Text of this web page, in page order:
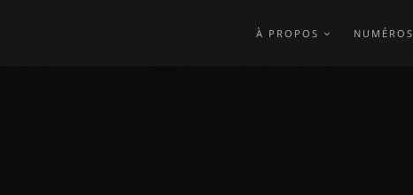
À PROPOS NUMÉROS